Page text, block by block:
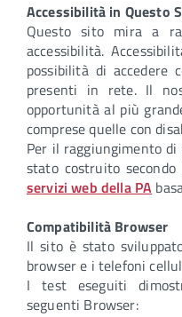
Accessibilità in Questo
Questo sito mira a
accessibilità.
possibilità di accedere
presenti in rete. Il
opportunità al più
comprese quelle con
Per il raggiungimento
stato costruito secondo
servizi web della PA
Compatibilità Browser
Il sito è stato
browser e i telefoni
I test eseguiti
seguenti Browser: